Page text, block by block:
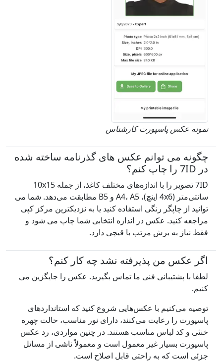
نمونه عکس پاسپورت کارشناس
چگونه می توانم عکس های گذرنامه ساخته شده
در 7ID را چاپ کنم؟
7ID تصویر را با اندازه‌های مختلف کاغذ، از جمله 10x15
سانتی‌متر (4x6 اینچ)، A4، A5 و B5 مطابقت می‌دهد. شما می
توانید از چاپگر رنگی استفاده کنید یا به نزدیکترین مرکز کپی
مراجعه کنید. عکس در اندازه انتخابی شما چاپ می شود و
فقط نیاز به برش مرتب با قیچی دارد.
اگر عکس من پذیرفته نشد چه کار کنم؟
لطفا با پشتیبانی فنی ما تماس بگیرید. عکس را جایگزین می
کنیم.
توصیه می‌کنیم با عکس‌هایی شروع کنید که استانداردهای
پاسپورت را رعایت می‌کنند، دارای نور مناسب، حالت چهره
خنثی و کد لباس مناسب هستند. در چنین مواردی، رد عکس
پاسپورت بسیار غیر معمول است و معمولاً ناشی از مسائل
جزئی است که به راحتی قابل اصلاح است.